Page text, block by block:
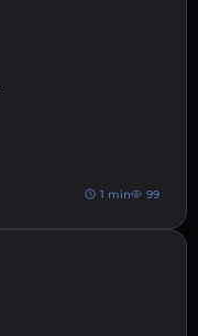
1 min 99